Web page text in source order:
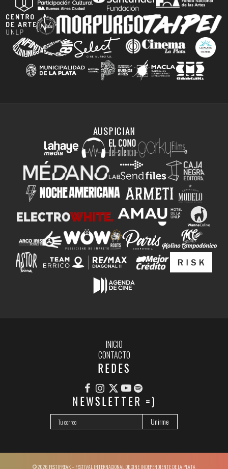
AUSPICIAN
INICIO
CONTACTO
REDES
NEWSLETTER =)
© 2026 FESTIFREAK – FESTIVAL INTERNACIONAL DE CINE INDEPENDIENTE DE LA PLATA